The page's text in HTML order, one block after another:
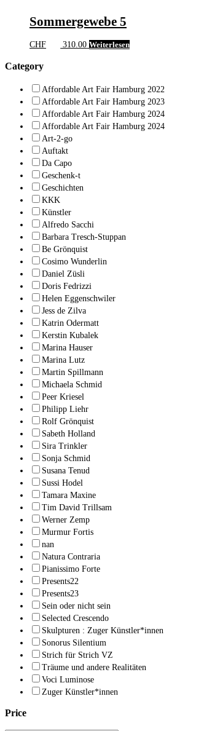
Sommergewebe 5
CHF 310.00 Weiterlesen
Category
Affordable Art Fair Hamburg 2022
Affordable Art Fair Hamburg 2023
Affordable Art Fair Hamburg 2024
Affordable Art Fair Hamburg 2024
Art-2-go
Auftakt
Da Capo
Geschenk-t
Geschichten
KKK
Künstler
Alfredo Sacchi
Barbara Tresch-Stuppan
Be Grönquist
Cosimo Wunderlin
Daniel Züsli
Doris Fedrizzi
Helen Eggenschwiler
Jess de Zilva
Katrin Odermatt
Kerstin Kubalek
Marina Hauser
Marina Lutz
Martin Spillmann
Michaela Schmid
Peer Kriesel
Philipp Liehr
Rolf Grönquist
Sabeth Holland
Sira Trinkler
Sonja Schmid
Susana Tenud
Sussi Hodel
Tamara Maxine
Tim David Trillsam
Werner Zemp
Murmur Fortis
nan
Natura Contraria
Pianissimo Forte
Presents22
Presents23
Sein oder nicht sein
Selected Crescendo
Skulpturen : Zuger Künstler*innen
Sonorus Silentium
Strich für Strich VZ
Träume und andere Realitäten
Voci Luminose
Zuger Künstler*innen
Price